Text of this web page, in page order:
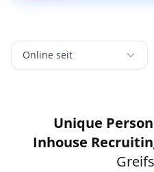
Online seit
Unique
Inhouse